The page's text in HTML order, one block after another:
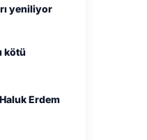
yeniliyor
kötü
Erdem